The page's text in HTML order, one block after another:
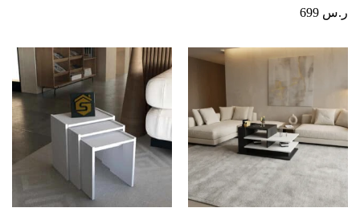
تم
من 5
ر.س